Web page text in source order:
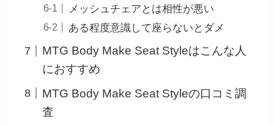
メッシュチェアとは相性が悪い
ある程度意識して座らないとダメ
MTG Body Make Seat Styleはこんな人
におすすめ
MTG Body Make Seat Styleの口コミ調
査